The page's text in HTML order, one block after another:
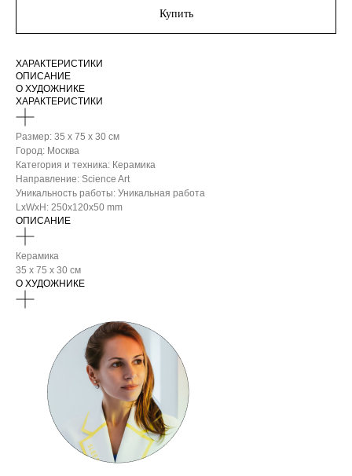
Купить
ХАРАКТЕРИСТИКИ
ОПИСАНИЕ
О ХУДОЖНИКЕ
ХАРАКТЕРИСТИКИ
Размер: 35 х 75 х 30 см
Город: Москва
Категория и техника: Керамика
Направление: Science Art
Уникальность работы: Уникальная работа
LxWxH: 250x120x50 mm
ОПИСАНИЕ
Керамика
35 х 75 х 30 см
О ХУДОЖНИКЕ